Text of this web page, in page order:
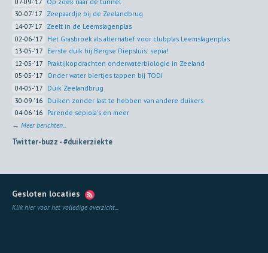
30-07-'17 Zeepaardje bij de Zeelandbrug
14-07-'17 Zeelt in de Leemslagenplas
02-06-'17 Het Grasbroek als alternatief voor clubplas Leemslagenplas
13-05-'17 Eerste duik bij Bergse Diepsluis: sepia!
12-05-'17 Praktijkopdrachten onderwaterbiologie in Zeeland
05-05-'17 Onder water biertjes tappen bij TODI
04-05-'17 Duik Zeelandbrug
30-09-'16 Duiken zonder last te hebben van andere duikers
04-06-'16 Parende sepiola's en meer
→ Meer berichten...
Twitter-buzz -#duikerziekte
Gesloten locaties
Klik hier voor het volledige overzicht...